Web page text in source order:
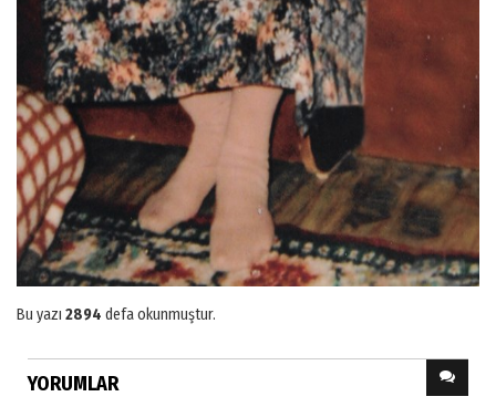
Bu yazı 2894 defa okunmuştur.
YORUMLAR